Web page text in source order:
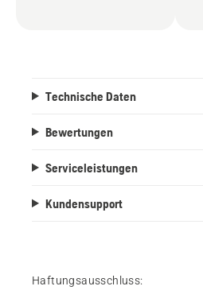
Technische Daten
Bewertungen
Serviceleistungen
Kundensupport
Haftungsausschluss: